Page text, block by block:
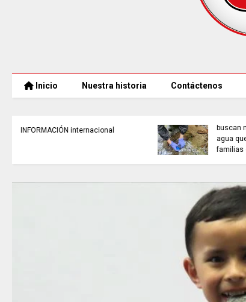
Inicio Nuestra historia Contáctenos
TRABAJO....................si hay //
jueves 6 de agosto de 2026